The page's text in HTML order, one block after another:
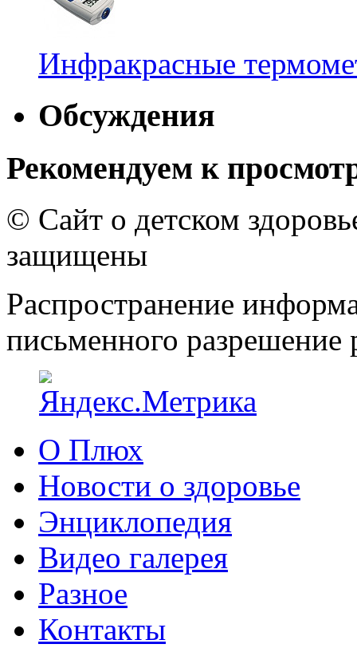
Инфракрасные
Обсуждения
Рекомендуем к
© Сайт о детском
защищены
Распространение
письменного разрешение
О Плюх
Новости о здоровье
Энциклопедия
Видео галерея
Разное
Контакты